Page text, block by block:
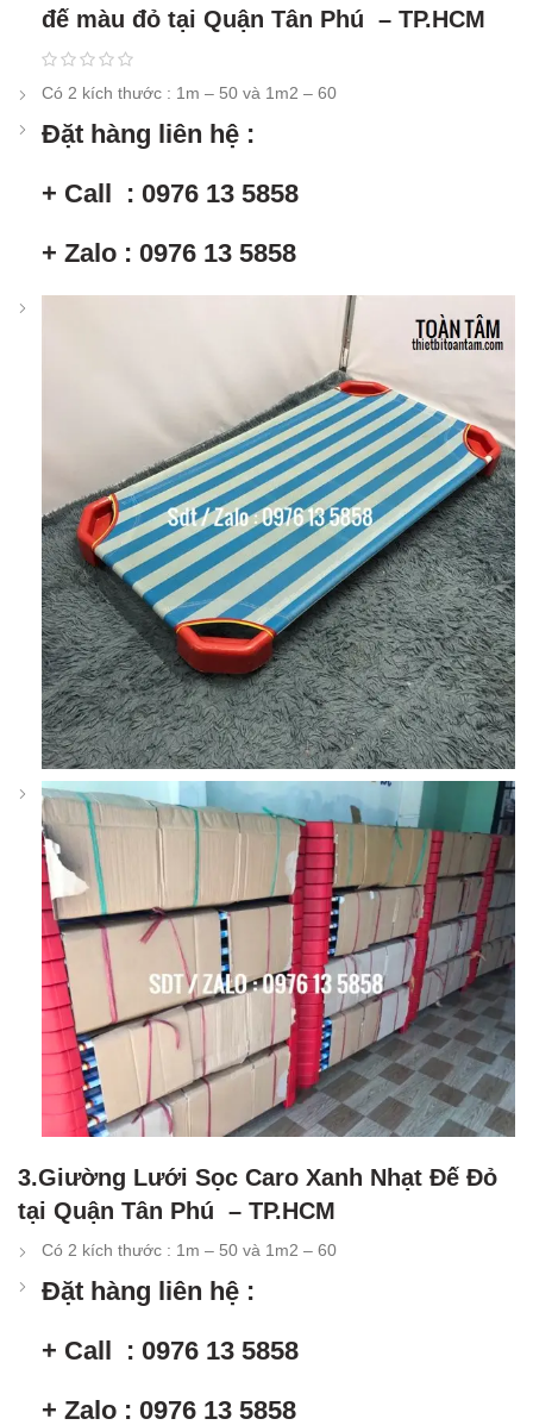
đế màu đỏ tại Quận Tân Phú – TP.HCM
Có 2 kích thước : 1m – 50 và 1m2 – 60
Đặt hàng liên hệ :
+ Call : 0976 13 5858
+ Zalo : 0976 13 5858
3.Giường Lưới Sọc Caro Xanh Nhạt Đế Đỏ
tại Quận Tân Phú – TP.HCM
Có 2 kích thước : 1m – 50 và 1m2 – 60
Đặt hàng liên hệ :
+ Call : 0976 13 5858
+ Zalo : 0976 13 5858